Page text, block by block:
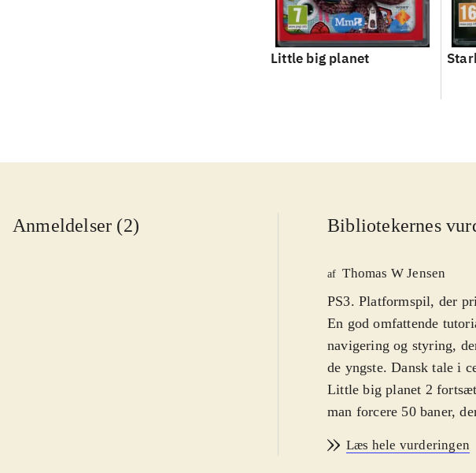
Little big planet
Anmeldelser (2) Bibliotekernes
af Thomas W Jensen
PS3. Platformspil, der
En god omfattende
navigering og styring,
de yngste. Dansk tale i
Little big planet 2
man forcere 50 baner,
singlespillet er meget
Læs hele vurderingen